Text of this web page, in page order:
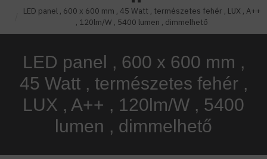
LED panel , 600 x 600 mm , 45 Watt , természetes fehér , LUX , A++
, 120lm/W , 5400 lumen , dimmelhető
LED panel , 600 x 600 mm ,
45 Watt , természetes fehér ,
LUX , A++ , 120lm/W , 5400
lumen , dimmelhető